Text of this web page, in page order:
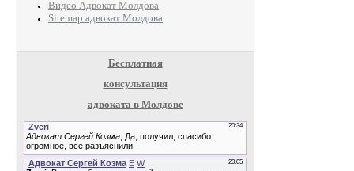
Видео Адвокат Молдова
Sitemap адвокат Молдова
Бесплатная
консультация
адвоката в Молдове